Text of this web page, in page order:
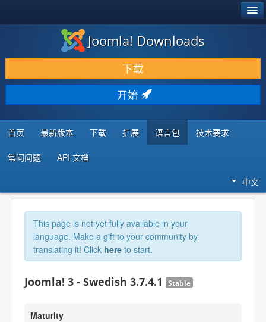
下载 & 扩展
发现 & 学习
社区 & 支持
开发者资源
Joomla! Downloads
下载
开始
首页 最新版本 下载 扩展 语言包 技术要求
常问问题 API 文档
中文
This page is not yet fully available in your
language. Make a gift to your community by
translating it! Click here to start.
Joomla! 3 - Swedish 3.7.4.1 Stable
Maturity